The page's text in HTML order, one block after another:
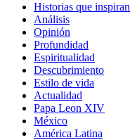
Historias que inspiran
Análisis
Opinión
Profundidad
Espiritualidad
Descubrimiento
Estilo de vida
Actualidad
Papa Leon XIV
México
América Latina